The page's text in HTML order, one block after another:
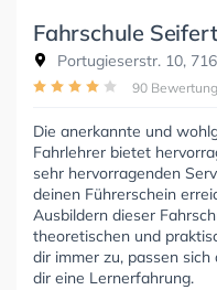
Fahrschule
Portugieserstr. 10,
90
Die anerkannte und
Fahrlehrer bietet
sehr hervorragenden
deinen Führerschein
Ausbildern dieser
theoretischen und
dir immer zu, passen
dir eine Lernerfahrung.